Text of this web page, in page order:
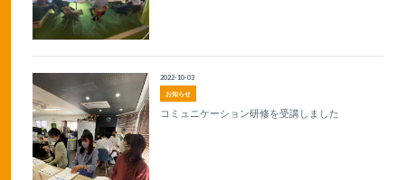
お知らせ
2022-10-03
コミュニケーション研修を受講しました